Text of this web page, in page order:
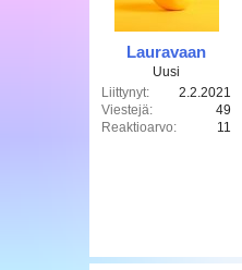
Lauravaan
Uusi
Liittynyt
2.2.2021
Viestejä
49
Reaktioarvo
11